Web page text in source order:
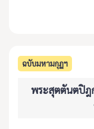
ฉบับมหามกุฏฯ
พระสุตตันตปิฎ